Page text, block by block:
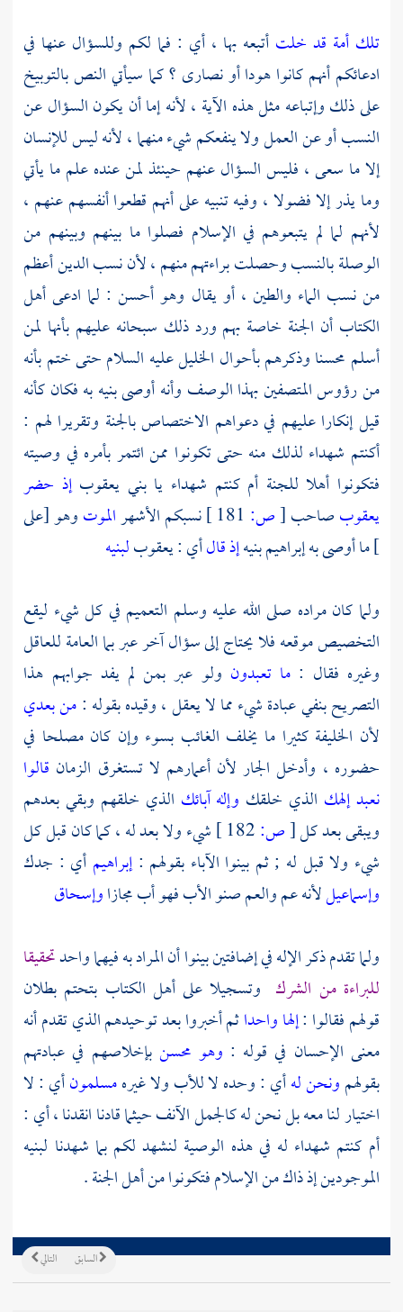
تلك أمة قد خلتأتبعه بها ، أي : فما لكم وللسؤال عنها في
ادعائكم أنهم كانوا هودا أو نصارى ؟ كما سيأتي النص بالتوبيخ
على ذلك وإتباعه مثل هذه الآية ، لأنه إما أن يكون السؤال عن
النسب أو عن العمل ولا ينفعكم شيء منهما ، لأنه ليس للإنسان
إلا ما سعى ، فليس السؤال عنهم حينئذ لمن عنده علم ما يأتي
وما يذر إلا فضولا ، وفيه تنبيه على أنهم قطعوا أنفسهم عنهم ،
لأنهم لما لم يتبعوهم في الإسلام فصلوا ما بينهم وبينهم من
الوصلة بالنسب وحصلت براءتهم منهم ، لأن نسب الدين أعظم
من نسب الماء والطين ، أو يقال وهو أحسن : لما ادعى أهل
الكتاب أن الجنة خاصة بهم ورد ذلك سبحانه عليهم بأنها لمن
أسلم محسنا وذكرهم بأحوال الخليلعليه السلام حتى ختم بأنه
من رؤوس المتصفين بهذا الوصف وأنه أوصى بنيه به فكان كأنه
قيل إنكارا عليهم في دعواهم الاختصاص بالجنة وتقريرا لهم :
أكنتم شهداء لذلك منه حتى تكونوا ممن ائتمر بأمره في وصيته
فتكونوا أهلا للجنة أم كنتم شهداء يا بني يعقوبإذ حضر
يعقوبصاحب[ص: نسبكم الأشهرالموتوهو [على
] ما أوصى بهإبراهيمبنيهإذ قالأي :يعقوبلبنيه
ولما كان مراده صلى الله عليه وسلم التعميم في كل شيء ليقع
التخصيص موقعه فلا يحتاج إلى سؤال آخر عبر بما العامة للعاقل
وغيره فقال : ما تعبدون ولو عبر بمن لم يفد جوابهم هذا
التصريح بنفي عبادة شيء مما لا يعقل ، وقيده بقوله :من بعدي
لأن الخليفة كثيرا ما يخلف الغائب بسوء وإن كان مصلحا في
حضوره ، وأدخل الجار لأن أعمارهم لا تستغرق الزمان قالوا
نعبد إلهك الذي خلقك وإله آبائك الذي خلقهم وبقي بعدهم
ويبقى بعد كل[ص:
شيء ولا بعد له ، كما كان قبل كل
شيء ولا قبل له ; ثم بينوا الآباء بقولهم :إبراهيم أي : جدك
وإسماعيللأنه عم والعم صنو الأب فهو أب مجازاوإسحاق
ولما تقدم ذكر الإله في إضافتين بينوا أن المراد به فيهما واحدتحقيقا
للبراءة من الشرك وتسجيلا على أهل الكتاب بتحتم بطلان
قولهم فقالوا :إلها واحداثم أخبروا بعد توحيدهم الذي تقدم أنه
معنى الإحسان في قوله : وهو محسنبإخلاصهم في عبادتهم
بقولهمونحن لهأي : وحده لا للأب ولا غيرهمسلمونأي : لا
اختيار لنا معه بل نحن له كالجمل الآنف حيثما قادنا انقدنا ، أي :
أم كنتم شهداء له في هذه الوصية لنشهد لكم بما شهدنا لبنيه
الموجودين إذ ذاك من الإسلام فتكونوا من أهل الجنة .
التالي السابق